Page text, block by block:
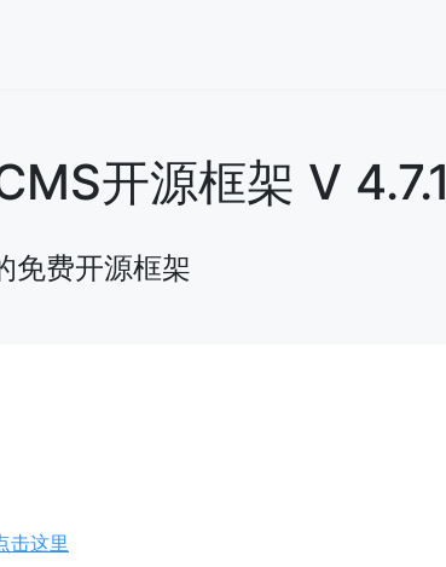
开源框架 V 4.7.1
免费开源框架
击这里